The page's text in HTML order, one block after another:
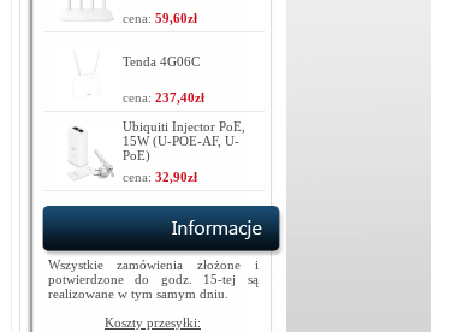
cena: 59,60zł
Tenda 4G06C
cena: 237,40zł
Ubiquiti Injector PoE,
15W (U-POE-AF, U-
PoE)
cena: 32,90zł
Wszystkie zamówienia złożone i
potwierdzone do godz. 15-tej są
realizowane w tym samym dniu.
Koszty przesyłki: